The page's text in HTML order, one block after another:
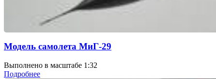
Модель самолета МиГ-29
Выполнено в масштабе 1:32
Подробнее